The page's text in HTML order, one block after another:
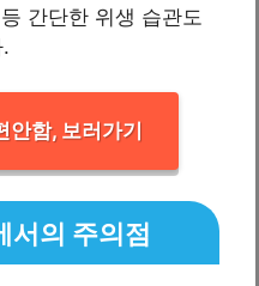
간단한 위생 습관도
안함, 보러가기
서의 주의점